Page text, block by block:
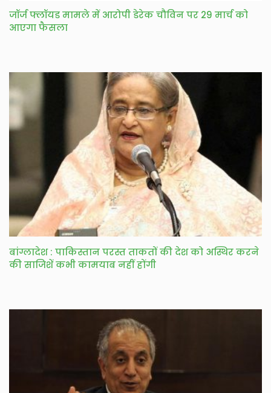
जॉर्ज फ्लॉयड मामले में आरोपी डेरेक चौविन पर 29 मार्च को
आएगा फैसला
बांग्लादेश : पाकिस्तान परस्त ताकतों की देश को अस्थिर करने
की साजिशें कभी कामयाब नहीं होंगी